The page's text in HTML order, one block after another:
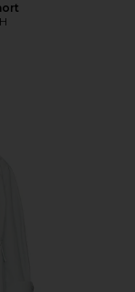
CHAQUETA ESTILO